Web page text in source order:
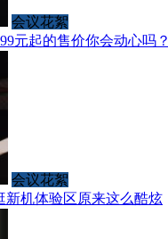
会议花絮
元起的售价你会动心吗？
会议花絮
新机体验区原来这么酷炫